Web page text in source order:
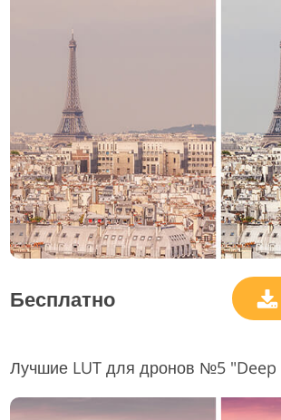
Бесплатно
Лучшие LUT для дронов №5 "Deep